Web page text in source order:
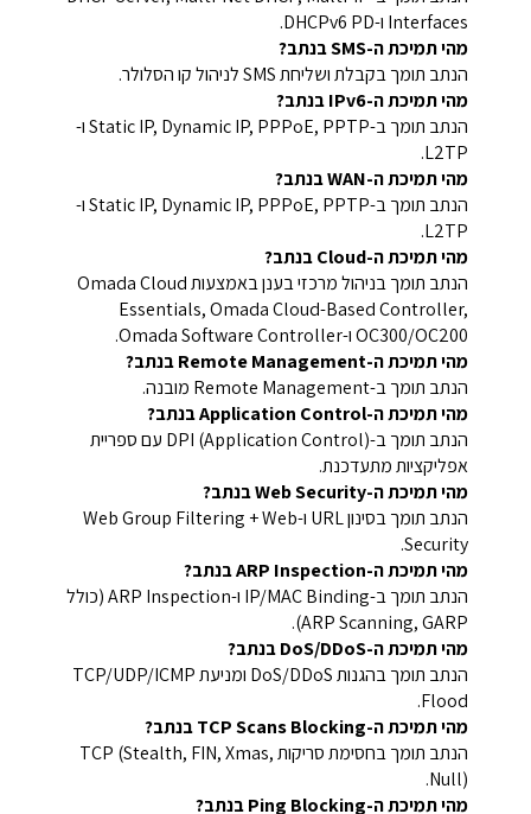
Interfaces ו-DHCPv6 PD.
מהי תמיכת ה-SMS בנתב?
הנתב תומך בקבלת ושליחת SMS לניהול קו הסלולר.
מהי תמיכת ה-IPv6 בנתב?
הנתב תומך ב-Static IP, Dynamic IP, PPPoE, PPTP ו-
L2TP.
מהי תמיכת ה-WAN בנתב?
הנתב תומך ב-Static IP, Dynamic IP, PPPoE, PPTP ו-
L2TP.
מהי תמיכת ה-Cloud בנתב?
הנתב תומך בניהול מרכזי בענן באמצעות Omada Cloud
Essentials, Omada Cloud-Based Controller,
OC300/OC200 ו-Omada Software Controller.
מהי תמיכת ה-Remote Management בנתב?
הנתב תומך ב-Remote Management מובנה.
מהי תמיכת ה-Application Control בנתב?
הנתב תומך ב-DPI (Application Control) עם ספריית
אפליקציות מתעדכנת.
מהי תמיכת ה-Web Security בנתב?
הנתב תומך בסינון URL ו-Web Group Filtering + Web
Security.
מהי תמיכת ה-ARP Inspection בנתב?
הנתב תומך ב-IP/MAC Binding ו-ARP Inspection (כולל
ARP Scanning, GARP).
מהי תמיכת ה-DoS/DDoS בנתב?
הנתב תומך בהגנות DoS/DDoS ומניעת TCP/UDP/ICMP
Flood.
מהי תמיכת ה-TCP Scans Blocking בנתב?
הנתב תומך בחסימת סריקות TCP (Stealth, FIN, Xmas,
Null).
מהי תמיכת ה-Ping Blocking בנתב?